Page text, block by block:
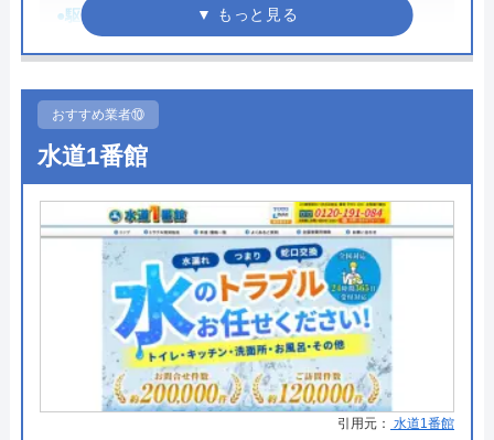
●駆けつけ時間
●受付時間 9:00～17:00
●定休日
●出張見積もり
●支払い方法
現金、クレジットカード、銀行振
込、QRコード決済
●累計実績 ―
●保証・保険 ―
詳細は公式HPでご確認ください
クラフィットがおすすめの理由
おすすめ業者⑩
水道1番館
引用元： 水道1番館